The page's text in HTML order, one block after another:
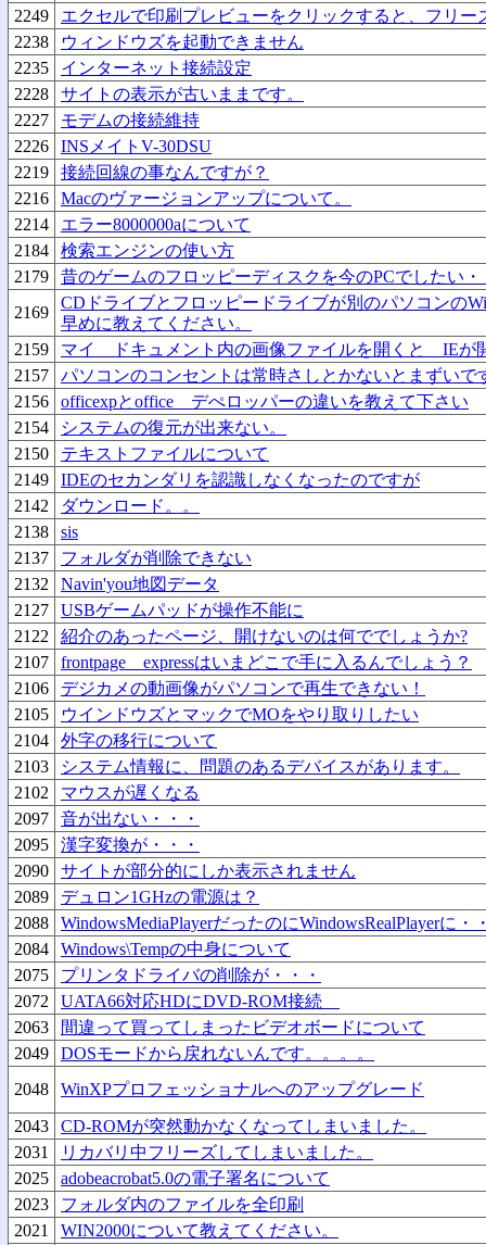
2249
エクセルで印刷プレビューをクリックすると、フリー
2238
ウィンドウズを起動できません
2235
インターネット接続設定
2228
サイトの表示が古いままです。
2227
モデムの接続維持
2226
INSメイトV-30DSU
2219
接続回線の事なんですが？
2216
Macのヴァージョンアップについて。
2214
エラー8000000aについて
2184
検索エンジンの使い方
2179
昔のゲームのフロッピーディスクを今のPCでしたい・
2169
CDドライブとフロッピードライブが別のパソコンの
早めに教えてください。
2159
マイ ドキュメント内の画像ファイルを開くと IE
2157
パソコンのコンセントは常時さしとかないとまずいで
2156
officexpとoffice デぺロッパーの違いを教えて下さい
2154
システムの復元が出来ない。
2150
テキストファイルについて
2149
IDEのセカンダリを認識しなくなったのですが
2142
ダウンロード。。
2138
sis
2137
フォルダが削除できない
2132
Navin'you地図データ
2127
USBゲームパッドが操作不能に
2122
紹介のあったページ、開けないのは何ででしょうか?
2107
frontpage expressはいまどこで手に入るんでしょう？
2106
デジカメの動画像がパソコンで再生できない！
2105
ウインドウズとマックでMOをやり取りしたい
2104
外字の移行について
2103
システム情報に、問題のあるデバイスがあります。
2102
マウスが遅くなる
2097
音が出ない・・・
2095
漢字変換が・・・
2090
サイトが部分的にしか表示されません
2089
デュロン1GHzの電源は？
2088
WindowsMediaPlayerだったのにWindowsRealPlayerに・
2084
Windows\Tempの中身について
2075
プリンタドライバの削除が・・・
2072
UATA66対応HDにDVD-ROM接続
2063
間違って買ってしまったビデオボードについて
2049
DOSモードから戻れないんです。。。。
2048
WinXPプロフェッショナルへのアップグレード
2043
CD-ROMが突然動かなくなってしまいました。
2031
リカバリ中フリーズしてしまいました。
2025
adobeacrobat5.0の電子署名について
2023
フォルダ内のファイルを全印刷
2021
WIN2000について教えてください。